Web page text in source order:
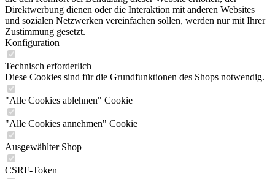
Direktwerbung dienen oder die Interaktion mit anderen Websites
und sozialen Netzwerken vereinfachen sollen, werden nur mit Ihrer
Zustimmung gesetzt.
Konfiguration
Technisch erforderlich
Diese Cookies sind für die Grundfunktionen des Shops notwendig.
"Alle Cookies ablehnen" Cookie
"Alle Cookies annehmen" Cookie
Ausgewählter Shop
CSRF-Token